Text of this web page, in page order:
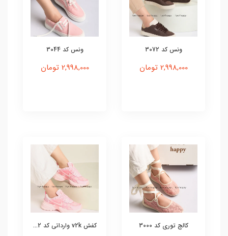
ونس کد 3072
2,998,000 تومان
ونس کد 3044
2,998,000 تومان
کالج توری کد 3000 کفش v2k وارداتی کد 2...